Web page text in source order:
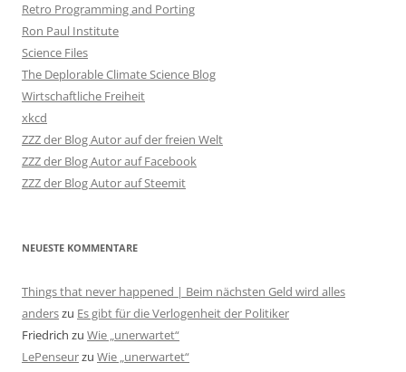
Retro Programming and Porting
Ron Paul Institute
Science Files
The Deplorable Climate Science Blog
Wirtschaftliche Freiheit
xkcd
ZZZ der Blog Autor auf der freien Welt
ZZZ der Blog Autor auf Facebook
ZZZ der Blog Autor auf Steemit
NEUESTE KOMMENTARE
Things that never happened | Beim nächsten Geld wird alles
anderszu Es gibt für die Verlogenheit der Politiker
Friedrich zu Wie „unerwartet“
LePenseurzu Wie „unerwartet“